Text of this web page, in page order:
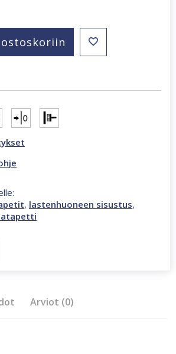
ostoskoriin
, lastenhuoneen sisustus,
Arviot (0)